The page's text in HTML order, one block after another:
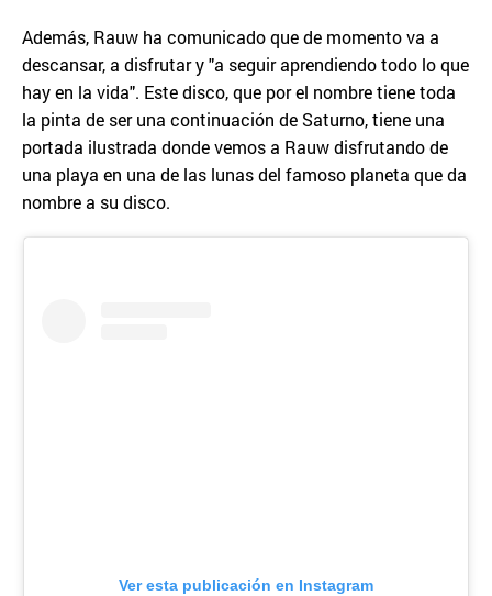
Además, Rauw ha comunicado que de momento va a
descansar, a disfrutar y "a seguir aprendiendo todo lo que
hay en la vida". Este disco, que por el nombre tiene toda
la pinta de ser una continuación de Saturno, tiene una
portada ilustrada donde vemos a Rauw disfrutando de
una playa en una de las lunas del famoso planeta que da
nombre a su disco.
Ver esta publicación en Instagram